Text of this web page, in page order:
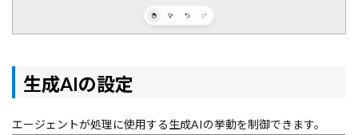
生成AIの設定
エージェントが処理に使用する生成AIの挙動を制御できます。